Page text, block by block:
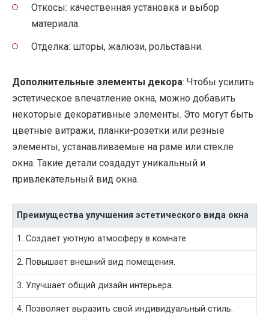
Откосы: качественная установка и выбор
материала.
Отделка: шторы, жалюзи, рольставни.
Дополнительные элементы декора: Чтобы усилить
эстетическое впечатление окна, можно добавить
некоторые декоративные элементы. Это могут быть
цветные витражи, планки-розетки или резные
элементы, устанавливаемые на раме или стекле
окна. Такие детали создадут уникальный и
привлекательный вид окна.
Преимущества улучшения эстетического вида окна
1. Создает уютную атмосферу в комнате.
2. Повышает внешний вид помещения.
3. Улучшает общий дизайн интерьера.
4. Позволяет выразить свой индивидуальный стиль.